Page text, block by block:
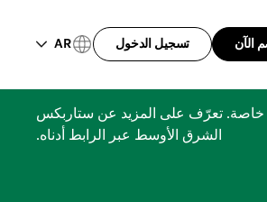
الآن تسجيل الدخول AR
كويتية خاصة. تعرّف على المزيد عن ستاربكس
الشرق الأوسط عبر الرابط أدناه.